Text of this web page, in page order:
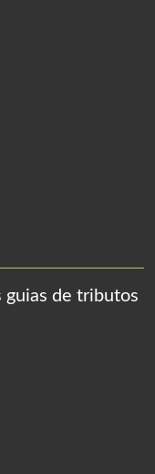
guias de tributos